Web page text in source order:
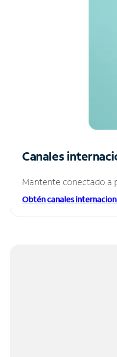
Canales
Mantente conectado a
Obtén canales